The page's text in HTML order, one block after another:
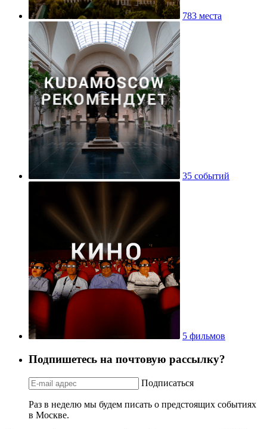
783 места
35 событий
5 фильмов
Подпишетесь на почтовую рассылку?
Подписаться
Раз в неделю мы будем писать о предстоящих событиях
в Москве.